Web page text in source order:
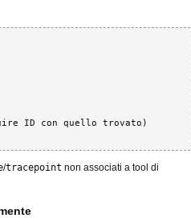
ID con quello trovato)
/tracepoint non associati a tool di